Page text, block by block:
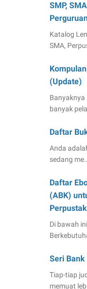
SMP,
Katalog
SMA,
(Update)
banyak
Daftar
Anda
sedang
Daftar
(ABK)
Di bawah
Seri
Tiap-tiap
memuat